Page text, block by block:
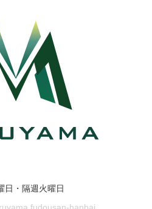
日・隔週火曜日
fudousan-hanbai